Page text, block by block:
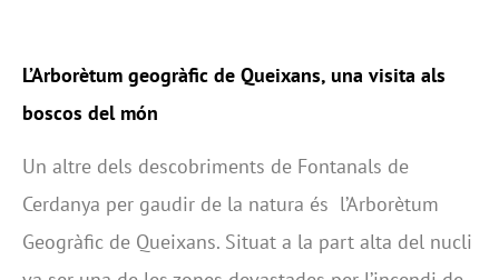
L’Arborètum geogràfic de Queixans, una visita als
boscos del món
Un altre dels descobriments de Fontanals de
Cerdanya per gaudir de la natura és l’Arborètum
Geogràfic de Queixans. Situat a la part alta del nucli